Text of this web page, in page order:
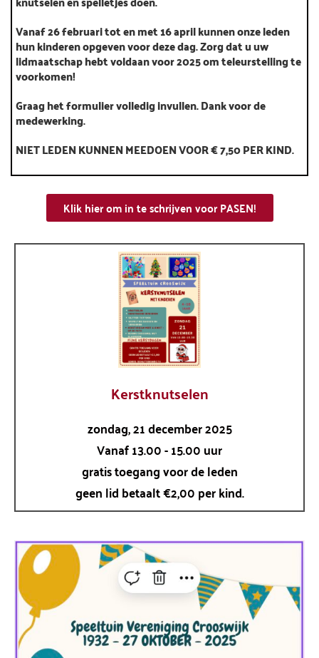
Vanaf 26 februari tot en met 16 april kunnen onze leden
hun kinderen opgeven voor deze dag. Zorg dat u uw
lidmaatschap hebt voldaan voor 2025 om teleurstelling te
voorkomen!
Graag het formulier volledig invullen. Dank voor de
medewerking.
NIET LEDEN KUNNEN MEEDOEN VOOR € 7,50 PER KIND.
Klik hier om in te schrijven voor PASEN!
Kerstknutselen
zondag, 21 december 2025
Vanaf 13.00 - 15.00 uur
gratis toegang voor de leden
geen lid betaalt €2,00 per kind.